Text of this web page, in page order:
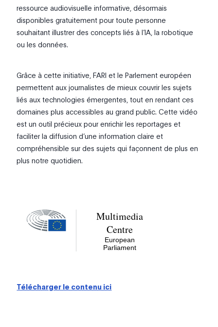
ressource audiovisuelle informative, désormais
disponibles gratuitement pour toute personne
souhaitant illustrer des concepts liés à l’IA, la robotique
ou les données.
Grâce à cette initiative, FARI et le Parlement européen
permettent aux journalistes de mieux couvrir les sujets
liés aux technologies émergentes, tout en rendant ces
domaines plus accessibles au grand public. Cette vidéo
est un outil précieux pour enrichir les reportages et
faciliter la diffusion d’une information claire et
compréhensible sur des sujets qui façonnent de plus en
plus notre quotidien.
Télécharger le contenu ici